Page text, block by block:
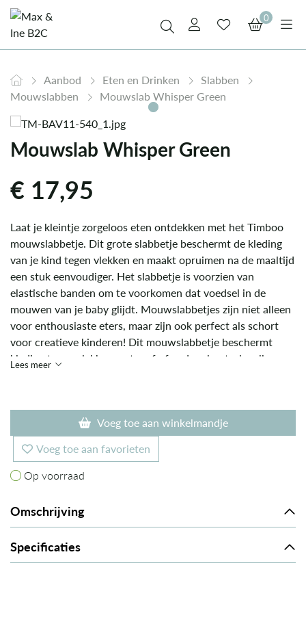
0
Aanbod Eten en Drinken
Slabben
Mouwslabben
Mouwslab Whisper Green
Mouwslab Whisper Green
€ 17,95
Laat je kleintje zorgeloos eten ontdekken met het Timboo
mouwslabbetje. Dit grote slabbetje beschermt de kleding
van je kind tegen vlekken en maakt opruimen na de maaltijd
een stuk eenvoudiger. Het slabbetje is voorzien van
elastische banden om te voorkomen dat voedsel in de
mouwen van je baby glijdt. Mouwslabbetjes zijn niet alleen
voor enthousiaste eters, maar zijn ook perfect als schort
voor creatieve kinderen! Dit mouwslabbetje beschermt
kleding tegen vlekken met verf of andere knutselspullen
Lees meer
Voeg toe aan winkelmandje
Voeg toe aan favorieten
Op voorraad
Op voorraad
Omschrijving
Specificaties